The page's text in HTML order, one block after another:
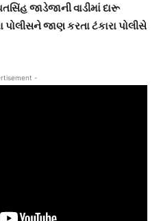
જાડેજાની વાડીમાં દારૂ
પોલીસને જાણ કરતા ટંકારા પોલીસે
-